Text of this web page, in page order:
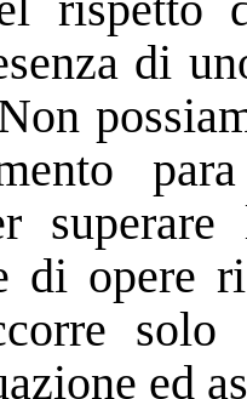
di
di opere
solo
ed